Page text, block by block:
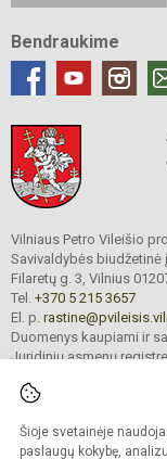
Šioje svetainėje
paslaugų kokybę,
Bendraukime
Vilniaus Petro Vileišio
Savivaldybės biudžetinė
Filaretų g. 3, Vilnius
Tel. +370 5 215 3657
El. p.
Duomenys kaupiami ir
Juridinių asmenų registre
© 2026. Vilniaus